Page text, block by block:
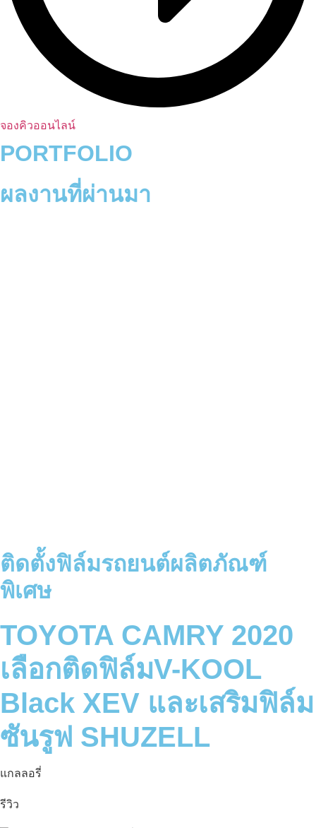
จองคิวออนไลน์
PORTFOLIO
ผลงานที่ผ่านมา
ติดตั้งฟิล์มรถยนต์ผลิตภัณฑ์
พิเศษ
TOYOTA CAMRY 2020
เลือกติดฟิล์มV-KOOL
Black XEV และเสริมฟิล์ม
ซันรูฟ SHUZELL
แกลลอรี่
รีวิว